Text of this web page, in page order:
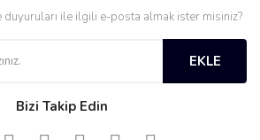
duyuruları ile ilgili e-posta almak ister misiniz?
EKLE
Bizi Takip Edin